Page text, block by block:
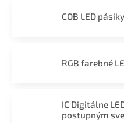
COB LED
RGB farebné
IC Digitálne
postupným